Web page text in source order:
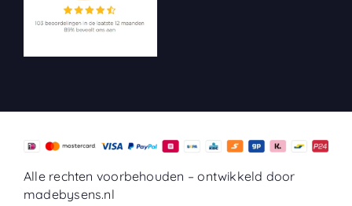
Alle rechten voorbehouden –ontwikkeld door
madebysens.nl